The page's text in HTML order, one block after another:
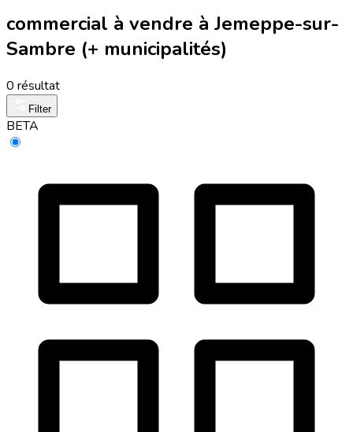
commercial à vendre à Jemeppe-sur-
Sambre (+ municipalités)
0 résultat
Filter
BETA